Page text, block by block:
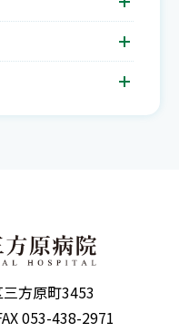
方原町3453
053-438-2971